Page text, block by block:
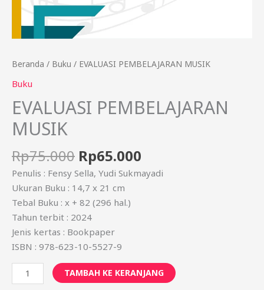
Beranda / Buku / EVALUASI PEMBELAJARAN MUSIK
Buku
EVALUASI PEMBELAJARAN
MUSIK
Rp75.000 Rp65.000
Penulis : Fensy Sella, Yudi Sukmayadi
Ukuran Buku : 14,7 x 21 cm
Tebal Buku : x + 82 (296 hal.)
Tahun terbit : 2024
Jenis kertas : Bookpaper
ISBN : 978-623-10-5527-9
TAMBAH KE KERANJANG